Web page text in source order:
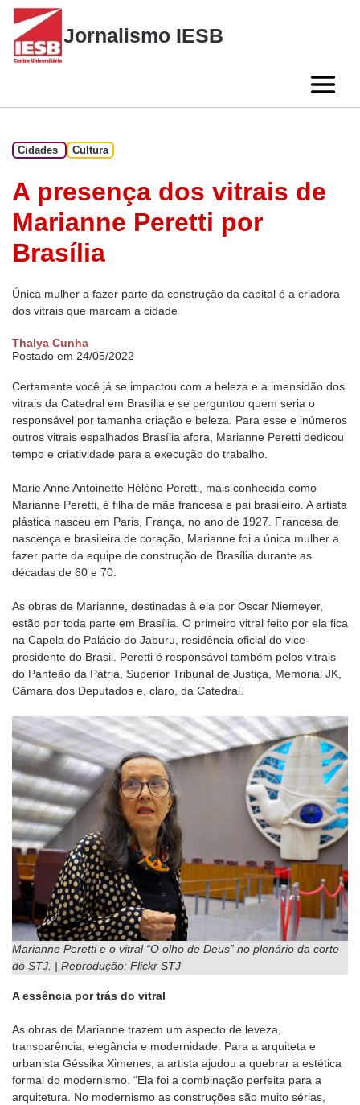
Skip
content
Jornalismo IESB
Cidades Cultura
A presença dos vitrais de
Marianne Peretti por
Brasília
Única mulher a fazer parte da construção da capital é a criadora
dos vitrais que marcam a cidade
Thalya Cunha
Postado em 24/05/2022
Certamente você já se impactou com a beleza e a imensidão dos
vitrais da Catedral em Brasília e se perguntou quem seria o
responsável por tamanha criação e beleza. Para esse e inúmeros
outros vitrais espalhados Brasília afora, Marianne Peretti dedicou
tempo e criatividade para a execução do trabalho.
Marie Anne Antoinette Hélène Peretti, mais conhecida como
Marianne Peretti, é filha de mãe francesa e pai brasileiro. A artista
plástica nasceu em Paris, França, no ano de 1927. Francesa de
nascença e brasileira de coração, Marianne foi a única mulher a
fazer parte da equipe de construção de Brasília durante as
décadas de 60 e 70.
As obras de Marianne, destinadas à ela por Oscar Niemeyer,
estão por toda parte em Brasília. O primeiro vitral feito por ela fica
na Capela do Palácio do Jaburu, residência oficial do vice-
presidente do Brasil. Peretti é responsável também pelos vitrais
do Panteão da Pátria, Superior Tribunal de Justiça, Memorial JK,
Câmara dos Deputados e, claro, da Catedral.
Marianne Peretti e o vitral “O olho de Deus” no plenário da corte
do STJ. | Reprodução: Flickr STJ
A essência por trás do vitral
As obras de Marianne trazem um aspecto de leveza,
transparência, elegância e modernidade. Para a arquiteta e
urbanista Géssika Ximenes, a artista ajudou a quebrar a estética
formal do modernismo. “Ela foi a combinação perfeita para a
arquitetura. No modernismo as construções são muito sérias,